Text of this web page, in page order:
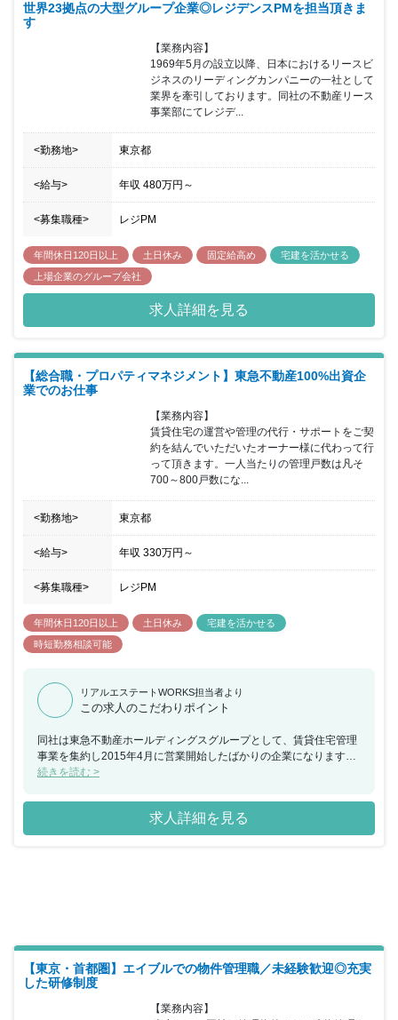
世界23拠点の大型グループ企業◎レジデンスPMを担当頂きま
す
【業務内容】
1969年5月の設立以降、日本におけるリースビ
ジネスのリーディングカンパニーの一社として
業界を牽引しております。同社の不動産リース
事業部にてレジデ...
<勤務地> 東京都
<給与> 年収 480万円 ～
<募集職種> レジPM
年間休日120日以上 土日休み 固定給高め
宅建を活かせる
上場企業のグループ会社
求人詳細を見る
【総合職・プロパティマネジメント】東急不動産100%出資企
業でのお仕事
【業務内容】
賃貸住宅の運営や管理の代行・サポートをご契
約を結んでいただいたオーナー様に代わって行
って頂きます。一人当たりの管理戸数は凡そ
700～800戸数にな...
<勤務地> 東京都
<給与> 年収 330万円 ～
<募集職種> レジPM
年間休日120日以上 土日休み
宅建を活かせる
時短勤務相談可能
リアルエステートWORKS担当者より
この求人のこだわりポイント
同社は東急不動産ホールディングスグループとして、賃貸住宅管理
事業を集約し2015年4月に営業開始したばかりの企業になります。
親会社の規模を背景に今後も事業拡大が予想されている企業です。
続きを読む >
求人詳細を見る
【東京・首都圏】エイブルでの物件管理職／未経験歓迎◎充実
した研修制度
【業務内容】